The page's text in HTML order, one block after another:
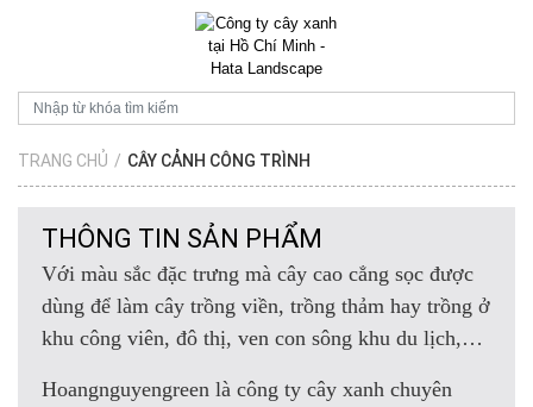
TRANG CHỦ / CÂY CẢNH CÔNG TRÌNH
THÔNG TIN SẢN PHẨM
Với màu sắc đặc trưng mà cây cao cẳng sọc được
dùng để làm cây trồng viền, trồng thảm hay trồng ở
khu công viên, đô thị, ven con sông khu du lịch,…
Hoangnguyengreen là công ty cây xanh chuyên